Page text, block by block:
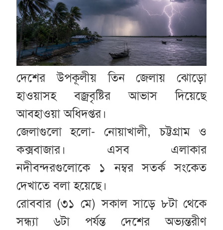
দেশের উপকূলীয় তিন জেলায় ঝোড়ো
হাওয়াসহ বজ্রবৃষ্টির আভাস দিয়েছে
আবহাওয়া অধিদপ্তর।
জেলাগুলো হলো- নোয়াখালী, চট্টগ্রাম ও
কক্সবাজার। এসব এলাকার
নদীবন্দরগুলোকে ১ নম্বর সতর্ক সংকেত
দেখাতে বলা হয়েছে।
রোববার (৩১ মে) সকাল সাড়ে ৮টা থেকে
সন্ধ্যা ৬টা পর্যন্ত দেশের অভ্যন্তরীণ